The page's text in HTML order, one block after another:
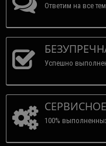
Ответим на все
Успешно
100%